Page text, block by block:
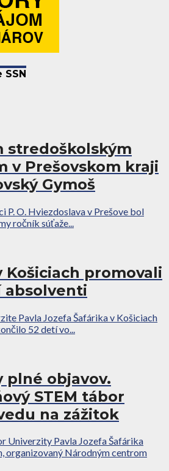
stredoškolským
v Prešovskom kraji
Gymoš
P. O. Hviezdoslava v Prešove bol
ročník súťaže...
Košiciach promovali
absolventi
Pavla Jozefa Šafárika v Košiciach
52 detí vo...
plné objavov.
STEM tábor
na zážitok
Univerzity Pavla Jozefa Šafárika
organizovaný Národným centrom